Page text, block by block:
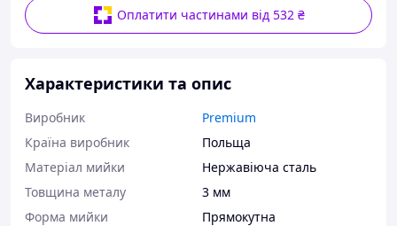
Оплатити частинами від 532 ₴
Характеристики та опис
Виробник
Premium
Країна виробник
Польща
Матеріал мийки
Нержавіюча сталь
Товщина металу
3 мм
Форма мийки
Прямокутна